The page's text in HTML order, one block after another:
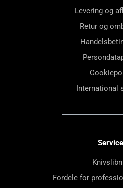
Levering og
Retur og
International
Fordele for